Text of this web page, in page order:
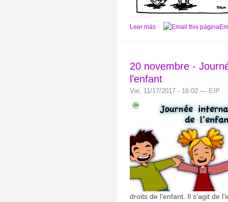
Leer más
20 novembre -
l'enfant
Vie, 11/17/2017 - 16:02 — EIP
droits de l'enfant. Il s'agit de